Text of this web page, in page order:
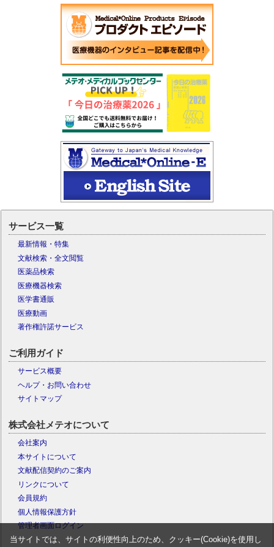
サービス一覧
最新情報・特集
文献検索・全文閲覧
医薬品検索
医療機器検索
医学書通販
医療動画
著作権許諾サービス
ご利用ガイド
サービス概要
ヘルプ・お問い合わせ
サイトマップ
株式会社メテオについて
会社案内
本サイトについて
文献配信契約のご案内
リンクについて
会員規約
個人情報保護方針
管理者画面ログイン
当サイトでは、サイトの利便性向上のため、クッキー(Cookie)を使用し